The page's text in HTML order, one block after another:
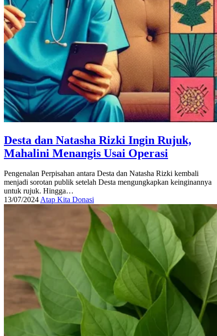
Desta dan Natasha Rizki Ingin Rujuk,
Mahalini Menangis Usai Operasi
Pengenalan Perpisahan antara Desta dan Natasha Rizki kembali
menjadi sorotan publik setelah Desta mengungkapkan keinginannya
untuk rujuk. Hingga…
13/07/2024Atap Kita Donasi